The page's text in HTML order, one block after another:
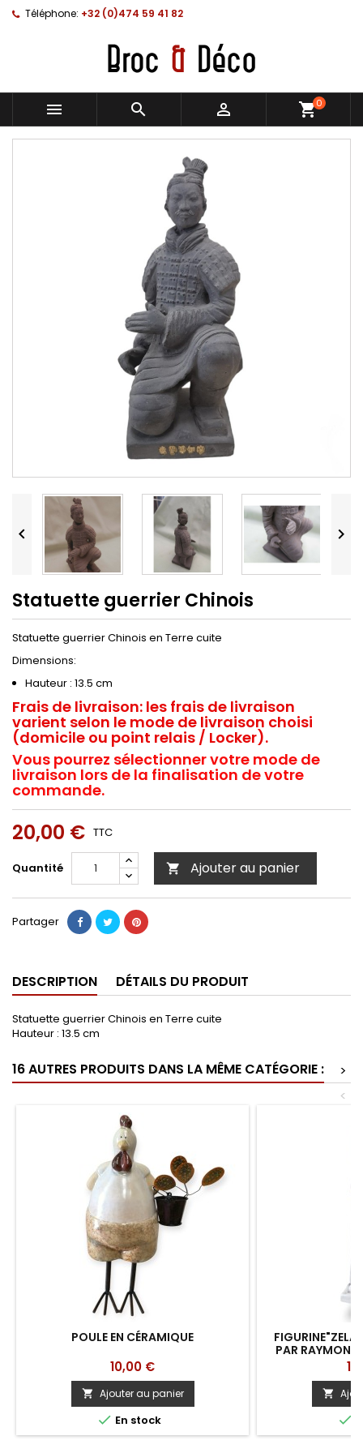
Téléphone: +32 (0)474 59 41 82
   shopping_cart0
 
Statuette guerrier Chinois
Statuette guerrier Chinois en Terre cuite
Dimensions:
Hauteur : 13.5 cm
Frais de livraison: les frais de livraison
varient selon le mode de livraison choisi
(domicile ou point relais / Locker).
Vous pourrez sélectionner votre mode de
livraison lors de la finalisation de votre
commande.
20,00 € TTC
Quantité  Ajouter au panier
Partager
DESCRIPTION DÉTAILS DU PRODUIT
Statuette guerrier Chinois en Terre cuite
Hauteur : 13.5 cm
16 AUTRES PRODUITS DANS LA MÊME CATÉGORIE :
>
<
POULE EN CÉRAMIQUE
Prix
10,00 €
 Ajouter au panier
 En stock
PAR RAYMOND

